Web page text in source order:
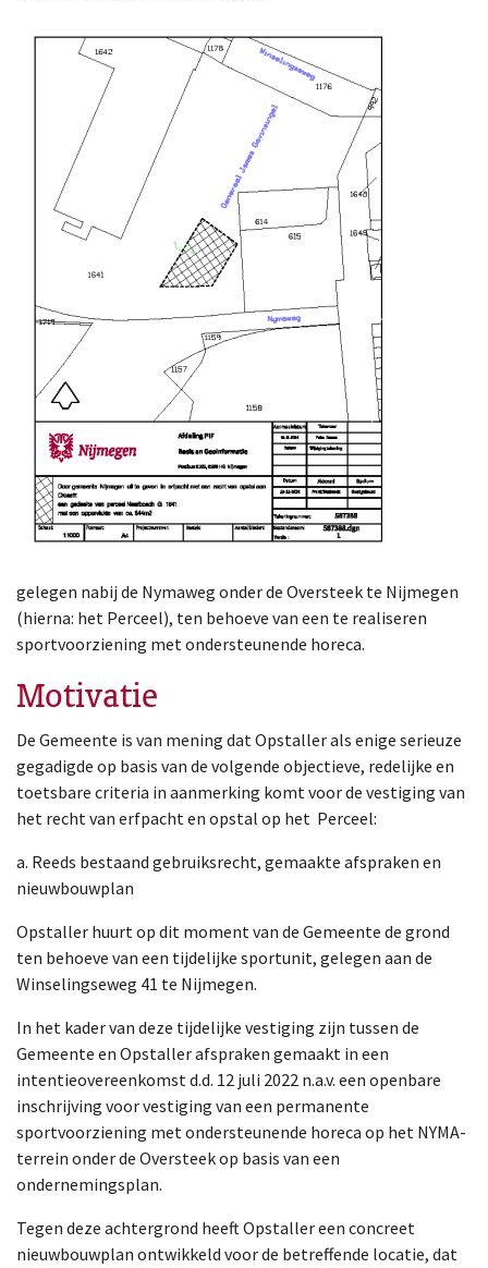
gelegen nabij de Nymaweg onder de Oversteek te Nijmegen
(hierna: het Perceel), ten behoeve van een te realiseren
sportvoorziening met ondersteunende horeca.
Motivatie
De Gemeente is van mening dat Opstaller als enige serieuze
gegadigde op basis van de volgende objectieve, redelijke en
toetsbare criteria in aanmerking komt voor de vestiging van
het recht van erfpacht en opstal op het Perceel:
a. Reeds bestaand gebruiksrecht, gemaakte afspraken en
nieuwbouwplan
Opstaller huurt op dit moment van de Gemeente de grond
ten behoeve van een tijdelijke sportunit, gelegen aan de
Winselingseweg 41 te Nijmegen.
In het kader van deze tijdelijke vestiging zijn tussen de
Gemeente en Opstaller afspraken gemaakt in een
intentieovereenkomst d.d. 12 juli 2022 n.a.v. een openbare
inschrijving voor vestiging van een permanente
sportvoorziening met ondersteunende horeca op het NYMA-
terrein onder de Oversteek op basis van een
ondernemingsplan.
Tegen deze achtergrond heeft Opstaller een concreet
nieuwbouwplan ontwikkeld voor de betreffende locatie, dat